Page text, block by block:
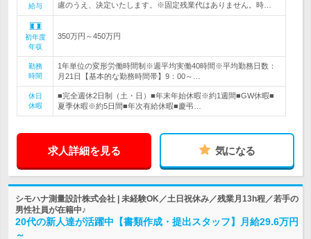
給与
慮のうえ、決定いたします。※固定残業代はありません。時…
初年度
年収
350万円～450万円
勤務
時間
1年単位の変形労働時間制※週平均実働40時間※平均勤務日数：
月21日【基本的な勤務時間帯】9：00～…
休日
休暇
■完全週休2日制（土・日）■年末年始休暇※約1週間■GW休暇■
夏季休暇※約5日間■年次有給休暇■慶弔…
求人詳細を見る 気になる
シモハナ測量設計株式会社 | 未経験OK／土日祝休み／残業月13h程／若手の
男性社員が在籍中♪
20代の新人達が活躍中【書類作成・提出スタッフ】月給29.6万円
～